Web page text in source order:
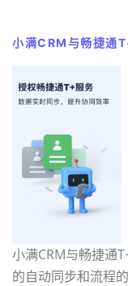
小满CRM与畅捷通
小满CRM与畅捷通
的自动同步和流程